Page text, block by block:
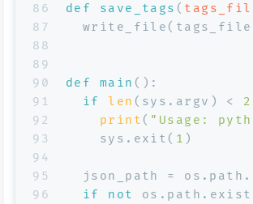
86
87
88
89
90
91
92
93
94
95
96
def save_tags (
def main ():
if
len (sys.argv) < 2
print ( "Usage:
    sys.exit(
1 )
json_path =
if
not